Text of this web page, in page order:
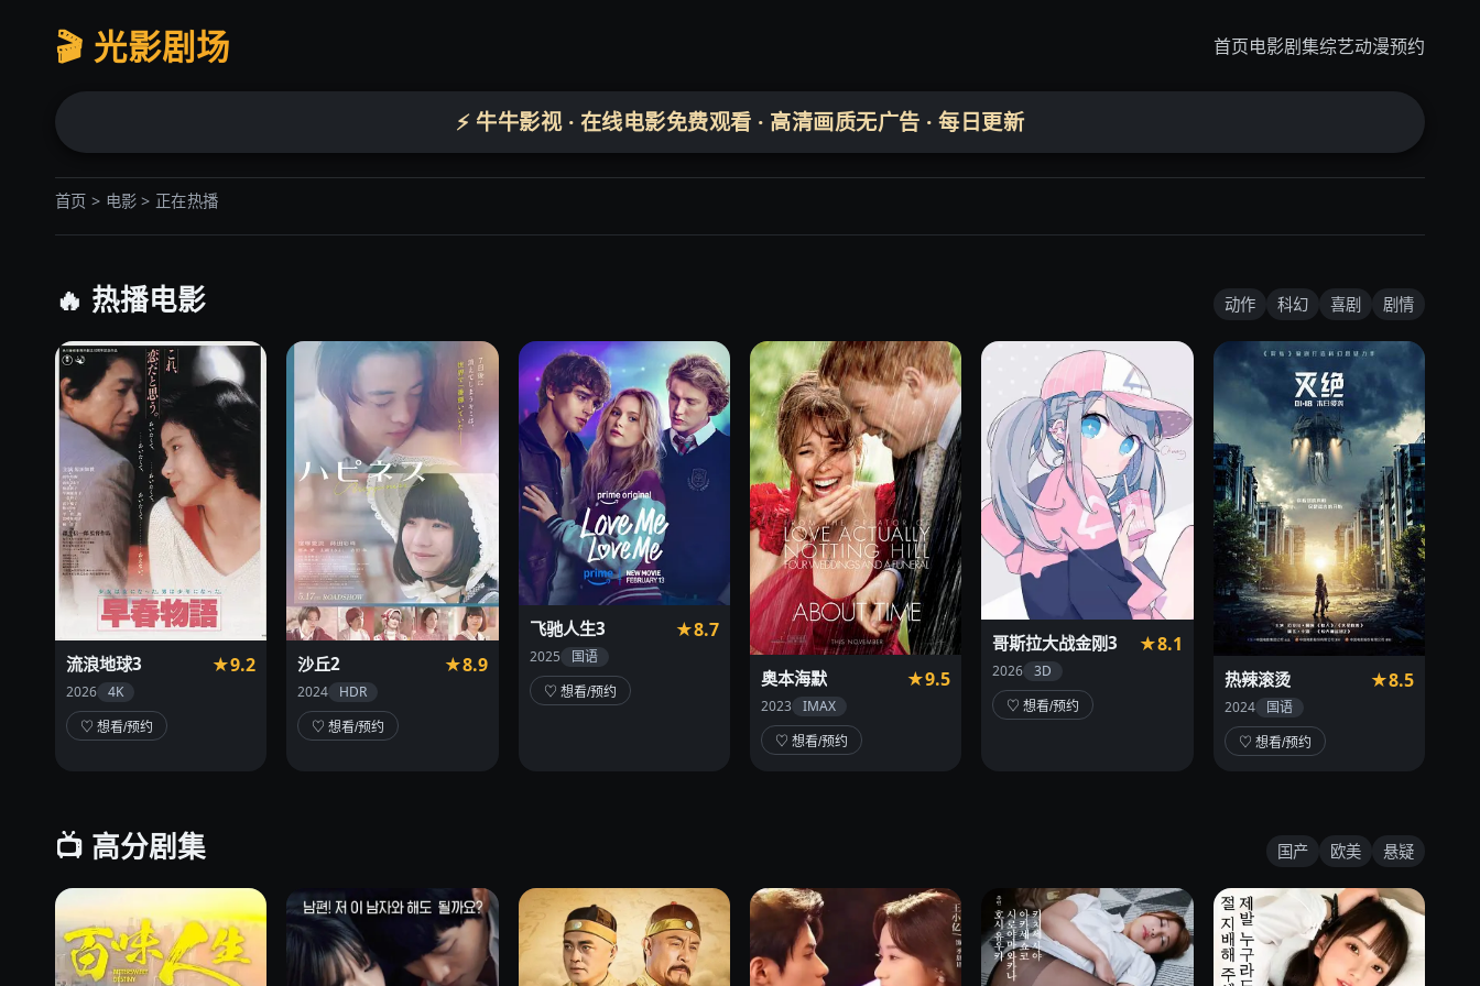
🎬 光影剧场 首页电影剧集综艺动漫预约
⚡ 牛牛影视 · 在线电影免费观看 · 高清画质无广告 · 每日更新
首页 > 电影 > 正在热播
🔥 热播电影 动作 科幻 喜剧 剧情
流浪地球3 ★9.2
2026 4K
♡ 想看/预约
沙丘2 ★8.9
2024 HDR
♡ 想看/预约
飞驰人生3 ★8.7
2025 国语
♡ 想看/预约
奥本海默 ★9.5
2023 IMAX
♡ 想看/预约
哥斯拉大战金刚3 ★8.1
2026 3D
♡ 想看/预约
热辣滚烫 ★8.5
2024 国语
♡ 想看/预约
📺 高分剧集 国产 欧美 悬疑